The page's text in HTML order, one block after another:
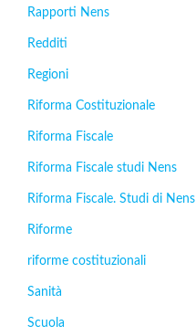
Rapporti Nens
Redditi
Regioni
Riforma Costituzionale
Riforma Fiscale
Riforma Fiscale studi Nens
Riforma Fiscale. Studi di Nens
Riforme
riforme costituzionali
Sanità
Scuola